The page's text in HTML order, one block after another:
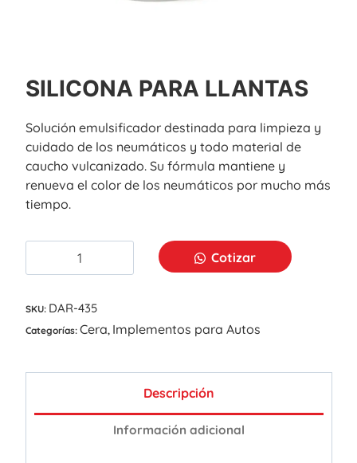
SILICONA PARA LLANTAS
Solución emulsificador destinada para limpieza y
cuidado de los neumáticos y todo material de
caucho vulcanizado. Su fórmula mantiene y
renueva el color de los neumáticos por mucho más
tiempo.
Cotizar
SKU: DAR-435
Categorías: Cera, Implementos para Autos
Descripción
Información adicional